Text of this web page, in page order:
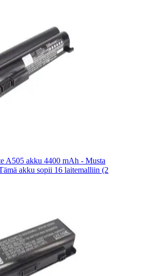
A505 akku 4400 mAh - Musta
akku sopii 16 laitemalliin (2